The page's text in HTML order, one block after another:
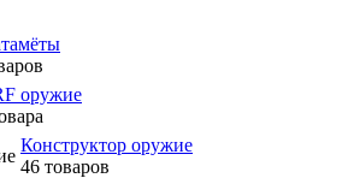
оружие
Конструктор оружие
46 товаров